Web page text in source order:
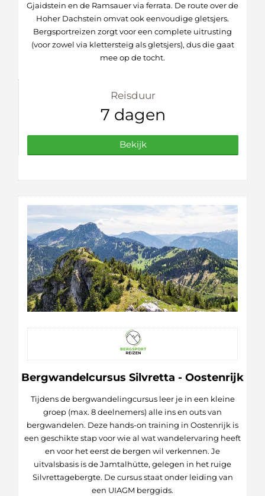
Gjaidstein en de Ramsauer via ferrata. De route over de
Hoher Dachstein omvat ook eenvoudige gletsjers.
Bergsportreizen zorgt voor een complete uitrusting
(voor zowel via klettersteig als gletsjers), dus die gaat
mee op de tocht.
Reisduur
7 dagen
Bekijk
Bergwandelcursus Silvretta - Oostenrijk
Tijdens de bergwandelingcursus leer je in een kleine
groep (max. 8 deelnemers) alle ins en outs van
bergwandelen. Deze hands-on training in Oostenrijk is
een geschikte stap voor wie al wat wandelervaring heeft
en voor het eerst de bergen wil verkennen. Je
uitvalsbasis is de Jamtalhütte, gelegen in het ruige
Silvrettagebergte. De cursus staat onder leiding van
een UIAGM berggids.